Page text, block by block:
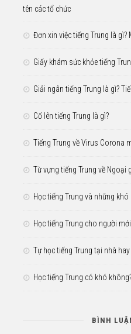
tên các tổ chức
Đơn xin việc tiếng Trung là gì?
Giấy khám sức khỏe tiếng
Giải ngân tiếng Trung là gì?
Cố lên tiếng Trung là gì?
Tiếng Trung về Virus Corona
Từ vựng tiếng Trung về Ngoại
Học tiếng Trung và những
Học tiếng Trung cho người
Tự học tiếng Trung tại nhà
Học tiếng Trung có khó
BÌNH